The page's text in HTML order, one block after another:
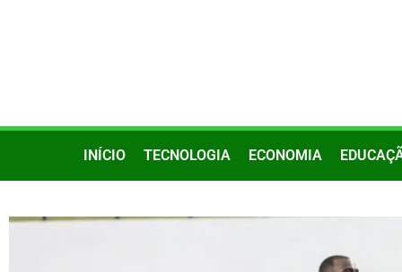
INÍCIO TECNOLOGIA ECONOMIA